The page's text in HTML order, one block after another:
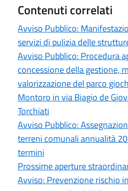
Contenuti correlati
Avviso Pubblico:
servizi di pulizia delle
Avviso Pubblico: Procedura
concessione della gestione,
valorizzazione del parco
Montoro in via Biagio de
Torchiati
Avviso Pubblico:
terreni comunali annualità
termini
Prossime aperture
Avviso: Prevenzione rischio